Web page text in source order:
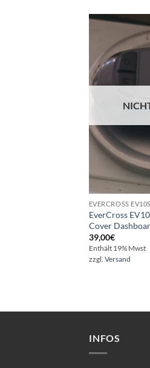
EverCross
Cover
39,00€
Enthält 19% Mwst
zzgl. Versand
INFOS